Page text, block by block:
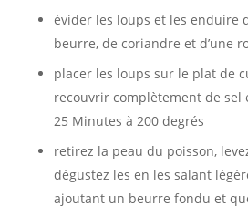
évider les loups et les enduire
beurre, de coriandre et d’une
placer les loups sur le plat de
recouvrir complètement de
25 Minutes à 200 degrés
retirez la peau du poisson,
dégustez les en les salant
ajoutant un beurre fondu et